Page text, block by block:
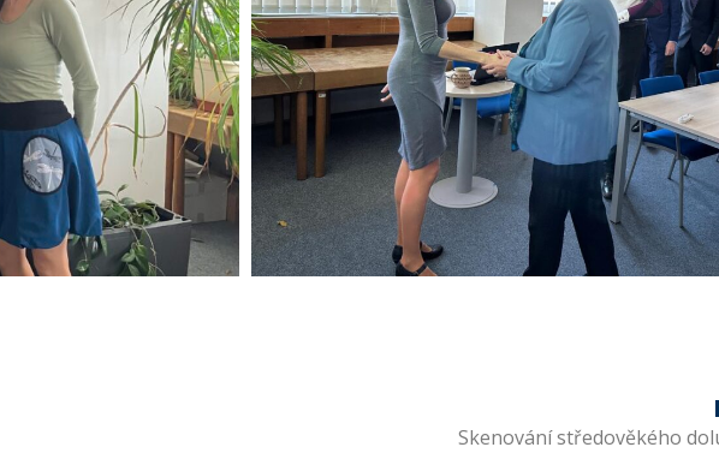
Skenování středověkého